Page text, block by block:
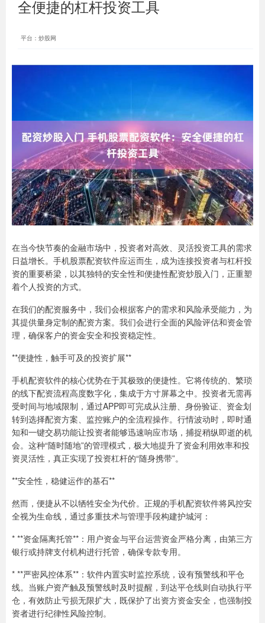
全便捷的杠杆投资工具
平台：炒股网
在当今快节奏的金融市场中，投资者对高效、灵活投资工具的需求
日益增长。手机股票配资软件应运而生，成为连接投资者与杠杆投
资的重要桥梁，以其独特的安全性和便捷性配资炒股入门，正重塑
着个人投资的方式。
在我们的配资服务中，我们会根据客户的需求和风险承受能力，为
其提供量身定制的配资方案。我们会进行全面的风险评估和资金管
理，确保客户的资金安全和投资稳定性。
**便捷性，触手可及的投资扩展**
手机配资软件的核心优势在于其极致的便捷性。它将传统的、繁琐
的线下配资流程高度数字化，集成于方寸屏幕之中。投资者无需再
受时间与地域限制，通过APP即可完成从注册、身份验证、资金划
转到选择配资方案、监控账户的全流程操作。行情波动时，即时通
知和一键交易功能让投资者能够迅速响应市场，捕捉稍纵即逝的机
会。这种“随时随地”的管理模式，极大地提升了资金利用效率和投
资灵活性，真正实现了投资杠杆的“随身携带”。
**安全性，稳健运作的基石**
然而，便捷从不以牺牲安全为代价。正规的手机配资软件将风控安
全视为生命线，通过多重技术与管理手段构建护城河：
* **资金隔离托管**：用户资金与平台运营资金严格分离，由第三方
银行或持牌支付机构进行托管，确保专款专用。
* **严密风控体系**：软件内置实时监控系统，设有预警线和平仓
线。当账户资产触及预警线时及时提醒，到达平仓线则自动执行平
仓，有效防止亏损无限扩大，既保护了出资方资金安全，也强制投
资者进行纪律性风险控制。